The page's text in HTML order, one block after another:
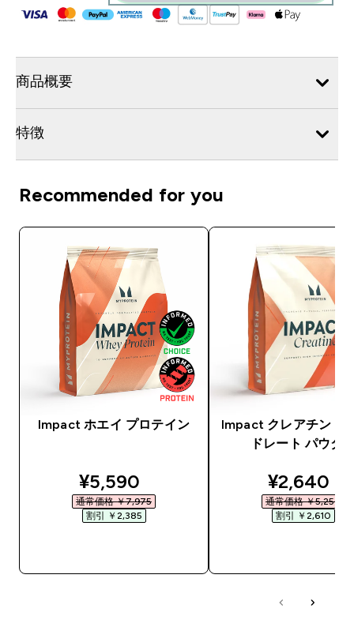
商品概要
特徴
Recommended for you
Impact ホエイ プロテイン
discounted price
¥5,590‎
通常価格 ￥7,975‎
割引 ￥2,385‎
Impact クレアチン モ
ドレート パウダ
¥2,640‎
通常価格 ￥5,250‎
割引 ￥2,610‎